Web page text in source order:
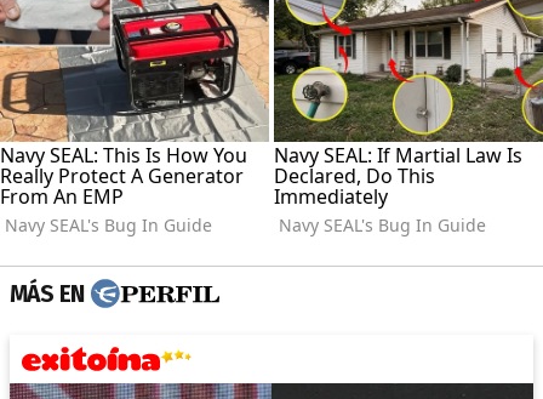
MÁS EN